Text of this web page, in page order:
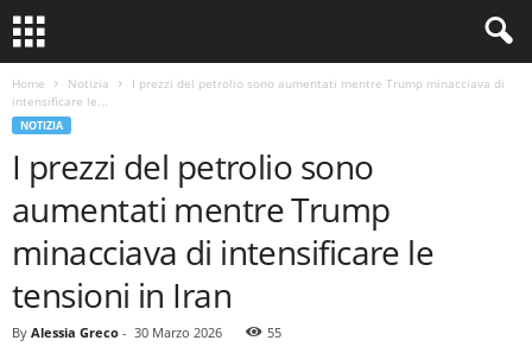
Home Notizia
I prezzi del petrolio sono aumentati mentre Trump minacciava di
intensificare le...
NOTIZIA
I prezzi del petrolio sono
aumentati mentre Trump
minacciava di intensificare le
tensioni in Iran
By Alessia Greco - 30 Marzo 2026 55